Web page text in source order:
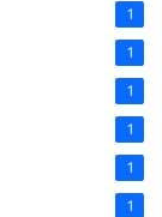
1
1
1
1
1
1